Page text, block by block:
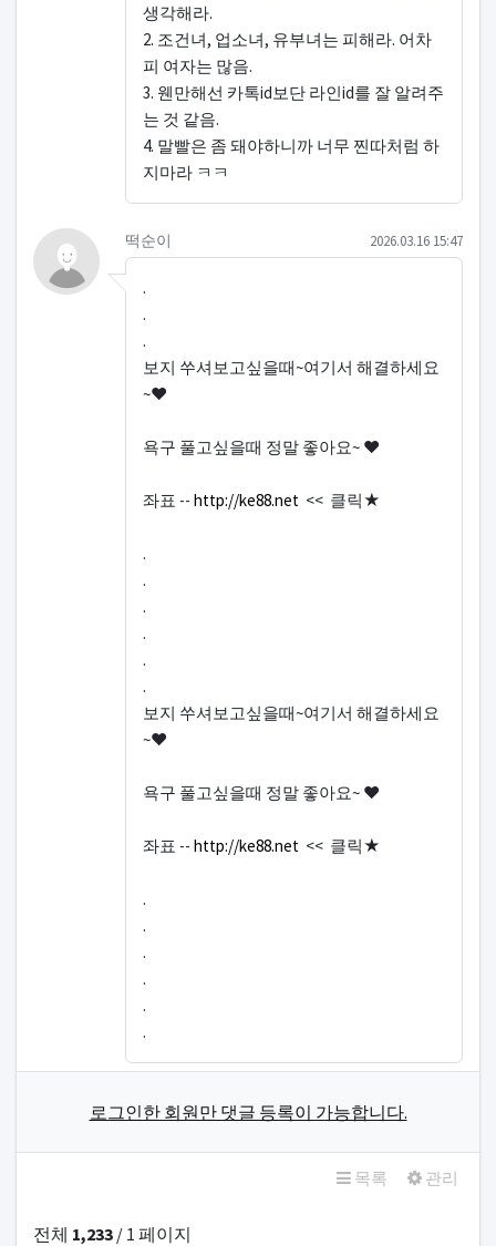
생각해라.
2. 조건녀, 업소녀, 유부녀는 피해라. 어차
피 여자는 많음.
3. 웬만해선 카톡id보단 라인id를 잘 알려주
는 것 같음.
4. 말빨은 좀 돼야하니까 너무 찐따처럼 하
지마라 ㅋㅋ
떡순이님의 댓글
떡순이 작성일
2026.03.16 15:47
.
.
.
보지 쑤셔보고싶을때~여기서 해결하세요
~♥
욕구 풀고싶을때 정말 좋아요~ ♥
좌표 -- http://ke88.net << 클릭★
.
.
.
.
.
.
보지 쑤셔보고싶을때~여기서 해결하세요
~♥
욕구 풀고싶을때 정말 좋아요~ ♥
좌표 -- http://ke88.net << 클릭★
.
.
.
.
.
.
로그인한 회원만 댓글 등록이 가능합니다.
목록 관리
전체 1,233 / 1 페이지